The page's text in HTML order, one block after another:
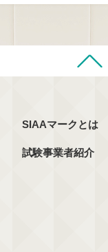
SIAAマークとは
試験事業者紹介